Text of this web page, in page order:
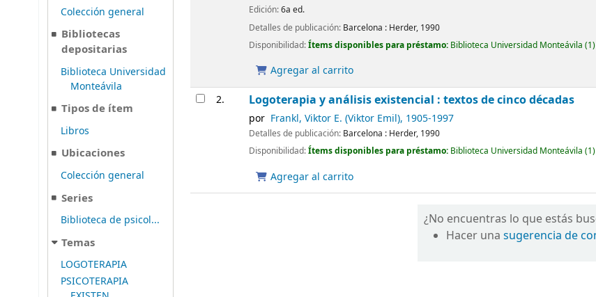
Colección general
Bibliotecas
depositarias
Biblioteca Universidad
Monteávila
Tipos de ítem
Libros
Ubicaciones
Colección general
Series
Biblioteca de psicol...
Temas
LOGOTERAPIA
PSICOTERAPIA
Edición:6a ed.
Detalles de publicación: Barcelona : Herder, 1990
Disponibilidad:Ítems disponibles para préstamo: Biblioteca Universidad Monteávila (1)
Agregar al carrito
2. Logoterapia y análisis existencial : textos de cinco décadas
por Frankl, Viktor E. (Viktor Emil), 1905-1997
Detalles de publicación: Barcelona : Herder, 1990
Disponibilidad:Ítems disponibles para préstamo: Biblioteca Universidad Monteávila (1)
Agregar al carrito
¿No encuentras lo que estás
Hacer unasugerencia de